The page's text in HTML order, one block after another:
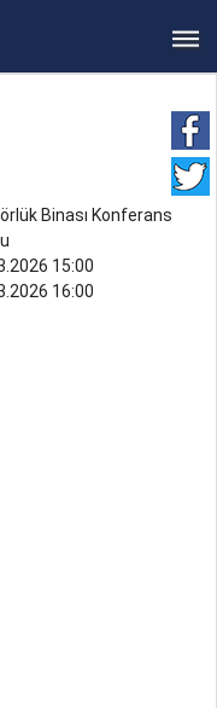
bars
Binası Konferans
15:00
16:00